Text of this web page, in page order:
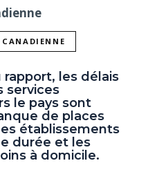
CANADIENNE
rapport, les délais
services
le pays sont
de places
établissements
durée et les
à domicile.